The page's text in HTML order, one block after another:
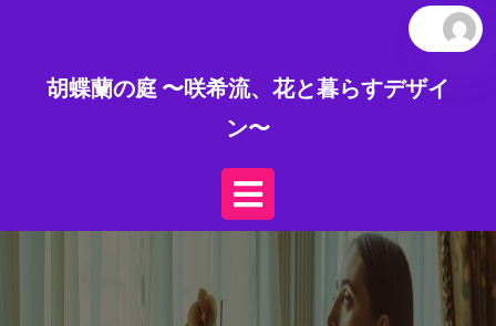
胡蝶蘭の庭 〜咲希流、花と暮らすデザイ
ン〜
Button